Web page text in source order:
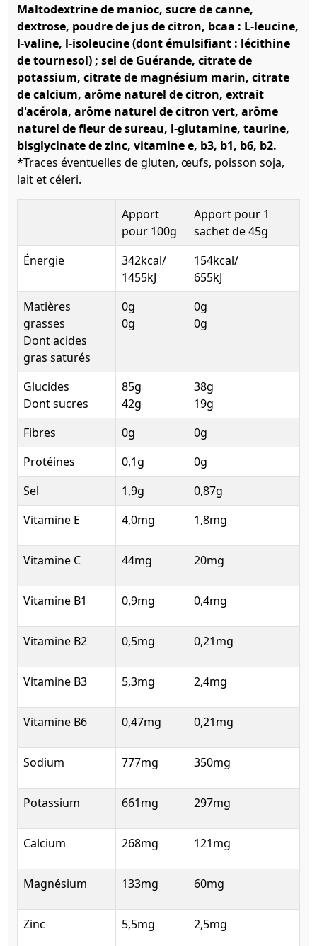
Maltodextrine de manioc, sucre de canne,
dextrose, poudre de jus de citron, bcaa : L-leucine,
l-valine, l-isoleucine (dont émulsifiant : lécithine
de tournesol) ; sel de Guérande, citrate de
potassium, citrate de magnésium marin, citrate
de calcium, arôme naturel de citron, extrait
d'acérola, arôme naturel de citron vert, arôme
naturel de fleur de sureau, l-glutamine, taurine,
bisglycinate de zinc, vitamine e, b3, b1, b6, b2.
*Traces éventuelles de gluten, œufs, poisson soja,
lait et céleri.
Apport
pour 100g
Apport pour 1
sachet de 45g
Énergie
342kcal/
1455kJ
154kcal/
655kJ
Matières
grasses
Dont acides
gras saturés
0g
0g
0g
0g
Glucides
Dont sucres
85g
42g
38g
19g
Fibres
0g
0g
Protéines
0,1g
0g
Sel
1,9g
0,87g
Vitamine E
4,0mg 1,8mg
Vitamine C 44mg 20mg
Vitamine B1 0,9mg 0,4mg
Vitamine B2 0,5mg 0,21mg
Vitamine B3 5,3mg 2,4mg
Vitamine B6 0,47mg 0,21mg
Sodium 777mg 350mg
Potassium 661mg 297mg
Calcium 268mg 121mg
Magnésium 133mg 60mg
Zinc 5,5mg 2,5mg